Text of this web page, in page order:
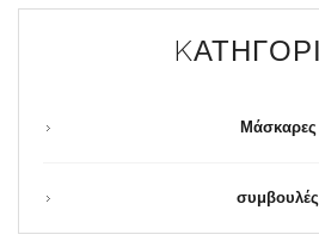
Μάσκαρες
συμβουλές